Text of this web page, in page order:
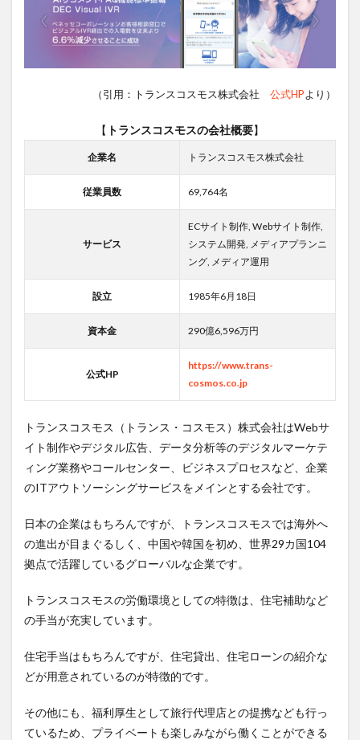
（引用：トランスコスモス株式会社 公式HPより）
【 トランスコスモスの会社概要】
企業名 トランスコスモス株式会社
従業員数 69,764名
サービス
ECサイト制作, Webサイト制作,
システム開発, メディアプランニ
ング, メディア運用
設立 1985年6月18日
資本金 290億6,596万円
公式HP
https://www.trans-
cosmos.co.jp
トランスコスモス（トランス・コスモス）株式会社はWebサ
イト制作やデジタル広告、データ分析等のデジタルマーケテ
ィング業務やコールセンター、ビジネスプロセスなど、企業
のITアウトソーシングサービスをメインとする会社です。
日本の企業はもちろんですが、トランスコスモスでは海外へ
の進出が目まぐるしく、中国や韓国を初め、世界29カ国104
拠点で活躍しているグローバルな企業です。
トランスコスモスの労働環境としての特徴は、住宅補助など
の手当が充実しています。
住宅手当はもちろんですが、住宅貸出、住宅ローンの紹介な
どが用意されているのが特徴的です。
その他にも、福利厚生として旅行代理店との提携なども行っ
ているため、プライベートも楽しみながら働くことができる